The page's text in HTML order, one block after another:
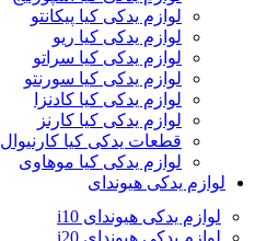
لوازم یدکی کیا پیکانتو
لوازم یدکی کیا ریو
لوازم یدکی کیا سراتو
لوازم یدکی کیا سورنتو
لوازم یدکی کیا کادنزا
لوازم یدکی کیا کارنز
قطعات یدکی کیا کارنیوال
لوازم یدکی کیا موهاوی
لوازم یدکی هیوندای
لوازم یدکی هیوندای i10
لوازم یدکی هیوندای i20